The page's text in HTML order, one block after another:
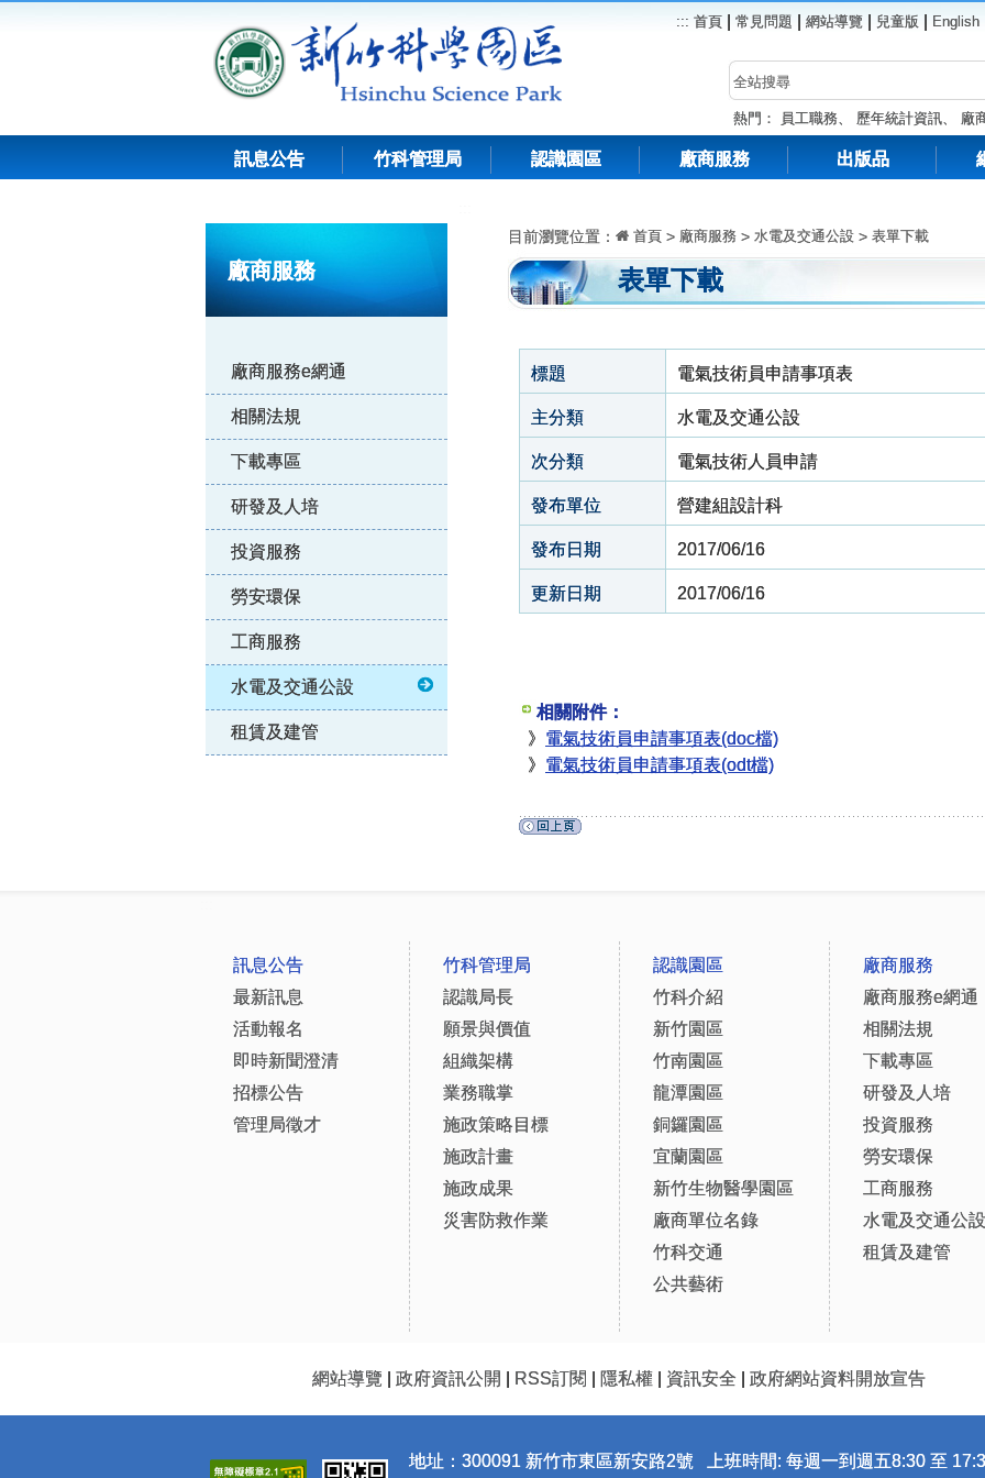
::: 首頁 常見問題 網站導覽 兒童版 English
熱門： 員工職務、 歷年統計資訊、 廠
訊息公告 竹科管理局 認識園區 廠商服務 出版品
廠商服務
廠商服務e網通
相關法規
下載專區
研發及人培
投資服務
勞安環保
工商服務
水電及交通公設
租賃及建管
目前瀏覽位置： 首頁 > 廠商服務 > 水電及交通公設 > 表單下載
表單下載
標題 電氣技術員申請事項表
主分類 水電及交通公設
次分類 電氣技術人員申請
發布單位 營建組設計科
發布日期 2017/06/16
更新日期 2017/06/16
相關附件：
》 電氣技術員申請事項表(doc檔)
》 電氣技術員申請事項表(odt檔)
訊息公告
最新訊息
活動報名
即時新聞澄清
招標公告
管理局徵才
竹科管理局
認識局長
願景與價值
組織架構
業務職掌
施政策略目標
施政計畫
施政成果
災害防救作業
認識園區
竹科介紹
新竹園區
竹南園區
龍潭園區
銅鑼園區
宜蘭園區
新竹生物醫學園區
廠商單位名錄
竹科交通
公共藝術
廠商服務
廠商服務e網通
相關法規
下載專區
研發及人培
投資服務
勞安環保
工商服務
水電及交通公設
租賃及建管
網站導覽 政府資訊公開 RSS訂閱 隱私權 資訊安全 政府網站資料開放宣告
地址：300091 新竹市東區新安路2號 上班時間: 每週一到週五8:30 至